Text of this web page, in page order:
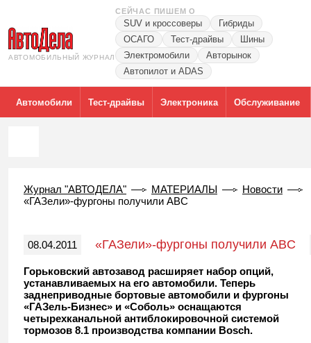
АВТОМОБИЛЬНЫЙ ЖУРНАЛ
СЕЙЧАС ПИШЕМ О
SUV и кроссоверы
Гибриды
ОСАГО
Тест-драйвы
Шины
Электромобили
Авторынок
Автопилот и ADAS
Автомобили Тест-драйвы Электроника Обслуживание
Журнал "АВТОДЕЛА" МАТЕРИАЛЫ
Новости
«ГАЗели»-фургоны получили ABC
08.04.2011 «ГАЗели»-фургоны получили ABC
Горьковский автозавод расширяет набор опций,
устанавливаемых на его автомобили. Теперь
заднеприводные бортовые автомобили и фургоны
«ГАЗель-Бизнес» и «Соболь» оснащаются
четырехканальной антиблокировочной системой
тормозов 8.1 производства компании Bosch.